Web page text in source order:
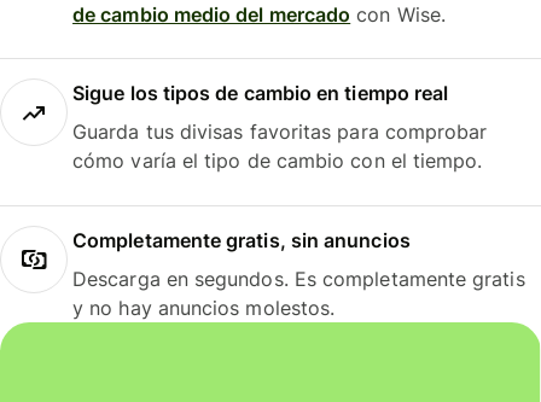
de cambio medio del mercado con Wise.
Sigue los tipos de cambio en tiempo real
Guarda tus divisas favoritas para comprobar
cómo varía el tipo de cambio con el tiempo.
Completamente gratis, sin anuncios
Descarga en segundos. Es completamente gratis
y no hay anuncios molestos.